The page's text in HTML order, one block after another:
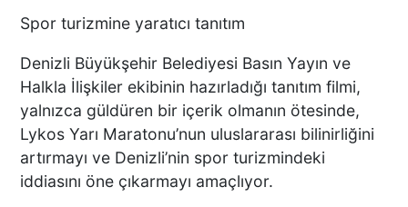
ZİYARETLERİNE DEVAM
Macron’lu Tanıtım Filmi
Sosyal Medyayı Salladı
Spor turizmine yaratıcı tanıtım
Denizli Büyükşehir Belediyesi Basın Yayın ve
Halkla İlişkiler ekibinin hazırladığı tanıtım filmi,
yalnızca güldüren bir içerik olmanın ötesinde,
Lykos Yarı Maratonu’nun uluslararası bilinirliğini
artırmayı ve Denizli’nin spor turizmindeki
iddiasını öne çıkarmayı amaçlıyor.